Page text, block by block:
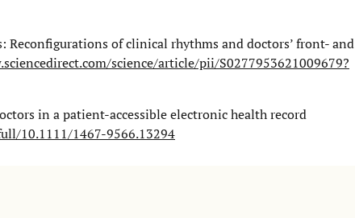
Reconfigurations of clinical rhythms and doctors’ front- and
science/article/pii/S0277953621009679?
in a patient-accessible electronic health record
10.1111/1467-9566.13294